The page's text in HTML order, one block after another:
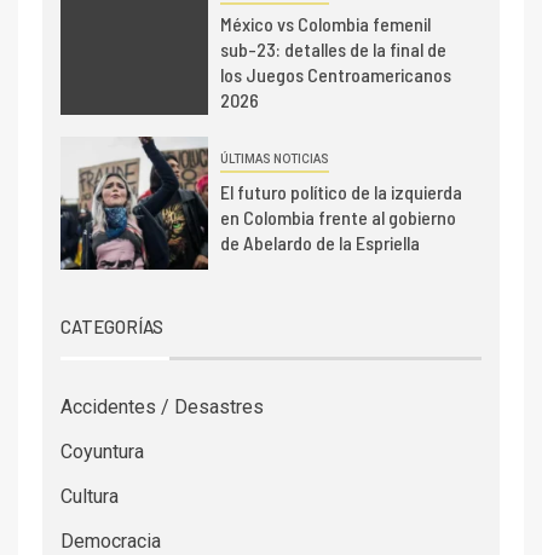
México vs Colombia femenil
sub-23: detalles de la final de
los Juegos Centroamericanos
2026
ÚLTIMAS NOTICIAS
El futuro político de la izquierda
en Colombia frente al gobierno
de Abelardo de la Espriella
CATEGORÍAS
Accidentes / Desastres
Coyuntura
Cultura
Democracia